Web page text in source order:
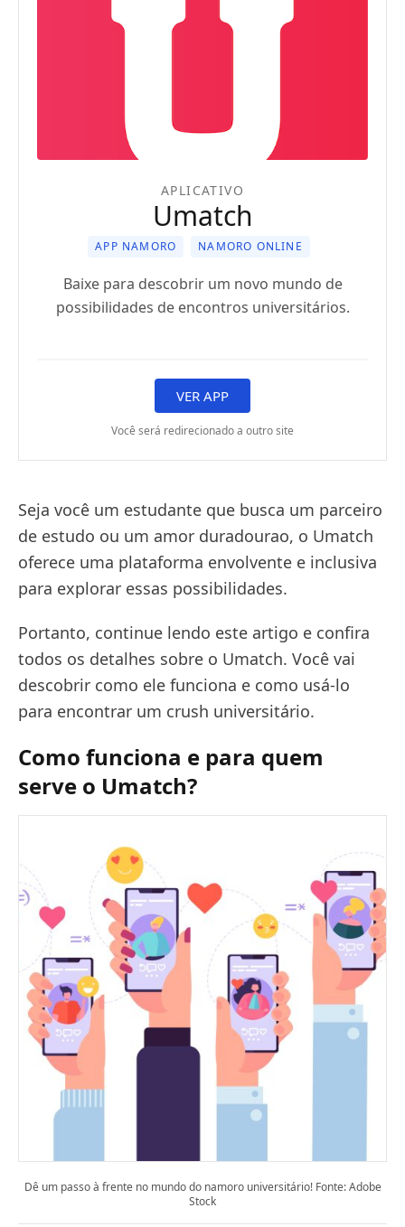
APLICATIVO
Umatch
APP NAMORO NAMORO ONLINE
Baixe para descobrir um novo mundo de
possibilidades de encontros universitários.
VER APP
Você será redirecionado a outro site
Seja você um estudante que busca um parceiro
de estudo ou um amor duradourao, o Umatch
oferece uma plataforma envolvente e inclusiva
para explorar essas possibilidades.
Portanto, continue lendo este artigo e confira
todos os detalhes sobre o Umatch. Você vai
descobrir como ele funciona e como usá-lo
para encontrar um crush universitário.
Como funciona e para quem
serve o Umatch?
Dê um passo à frente no mundo do namoro universitário! Fonte: Adobe
Stock